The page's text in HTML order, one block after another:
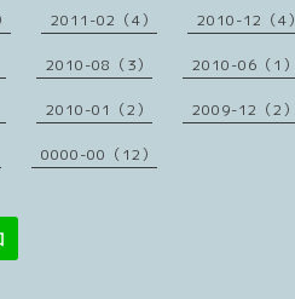
2011-02（4） 2010-12（4）
2010-08（3） 2010-06（1）
2010-01（2） 2009-12（2）
0000-00（12）